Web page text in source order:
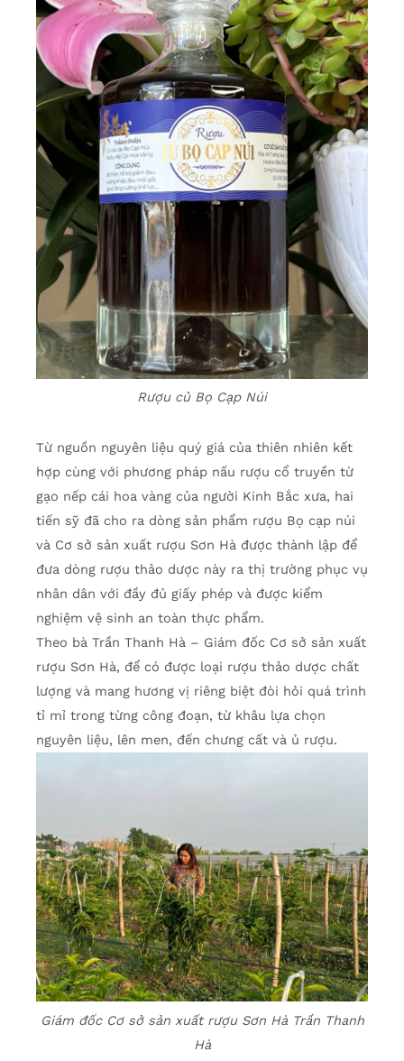
Rượu củ Bọ Cạp Núi
Từ nguồn nguyên liệu quý giá của thiên nhiên kết
hợp cùng với phương pháp nấu rượu cổ truyền từ
gạo nếp cái hoa vàng của người Kinh Bắc xưa, hai
tiến sỹ đã cho ra dòng sản phẩm rượu Bọ cạp núi
và Cơ sở sản xuất rượu Sơn Hà được thành lập để
đưa dòng rượu thảo dược này ra thị trường phục vụ
nhân dân với đầy đủ giấy phép và được kiểm
nghiệm vệ sinh an toàn thực phẩm.
Theo bà Trần Thanh Hà – Giám đốc Cơ sở sản xuất
rượu Sơn Hà, để có được loại rượu thảo dược chất
lượng và mang hương vị riêng biệt đòi hỏi quá trình
tỉ mỉ trong từng công đoạn, từ khâu lựa chọn
nguyên liệu, lên men, đến chưng cất và ủ rượu.
Giám đốc Cơ sở sản xuất rượu Sơn Hà Trần Thanh
Hà